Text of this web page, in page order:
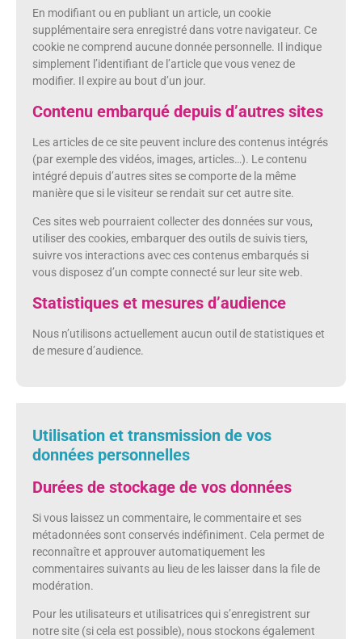
En modifiant ou en publiant un article, un cookie
supplémentaire sera enregistré dans votre navigateur. Ce
cookie ne comprend aucune donnée personnelle. Il indique
simplement l’identifiant de l’article que vous venez de
modifier. Il expire au bout d’un jour.
Contenu embarqué depuis d’autres sites
Les articles de ce site peuvent inclure des contenus intégrés
(par exemple des vidéos, images, articles…). Le contenu
intégré depuis d’autres sites se comporte de la même
manière que si le visiteur se rendait sur cet autre site.
Ces sites web pourraient collecter des données sur vous,
utiliser des cookies, embarquer des outils de suivis tiers,
suivre vos interactions avec ces contenus embarqués si
vous disposez d’un compte connecté sur leur site web.
Statistiques et mesures d’audience
Nous n’utilisons actuellement aucun outil de statistiques et
de mesure d’audience.
Utilisation et transmission de vos
données personnelles
Durées de stockage de vos données
Si vous laissez un commentaire, le commentaire et ses
métadonnées sont conservés indéfiniment. Cela permet de
reconnaître et approuver automatiquement les
commentaires suivants au lieu de les laisser dans la file de
modération.
Pour les utilisateurs et utilisatrices qui s’enregistrent sur
notre site (si cela est possible), nous stockons également